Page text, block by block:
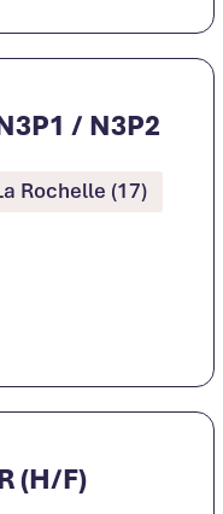
/ N3P2
Rochelle (17)
(H/F)